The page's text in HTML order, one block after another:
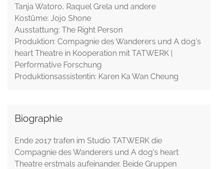
Tanja Watoro, Raquel Grela und andere
Kostüme: Jojo Shone
Ausstattung: The Right Person
Produktion: Compagnie des Wanderers und A dog's
heart Theatre in Kooperation mit TATWERK |
Performative Forschung
Produktionsassistentin: Karen Ka Wan Cheung
Biographie
Ende 2017 trafen im Studio TATWERK die
Compagnie des Wanderers und A dog's heart
Theatre erstmals aufeinander. Beide Gruppen